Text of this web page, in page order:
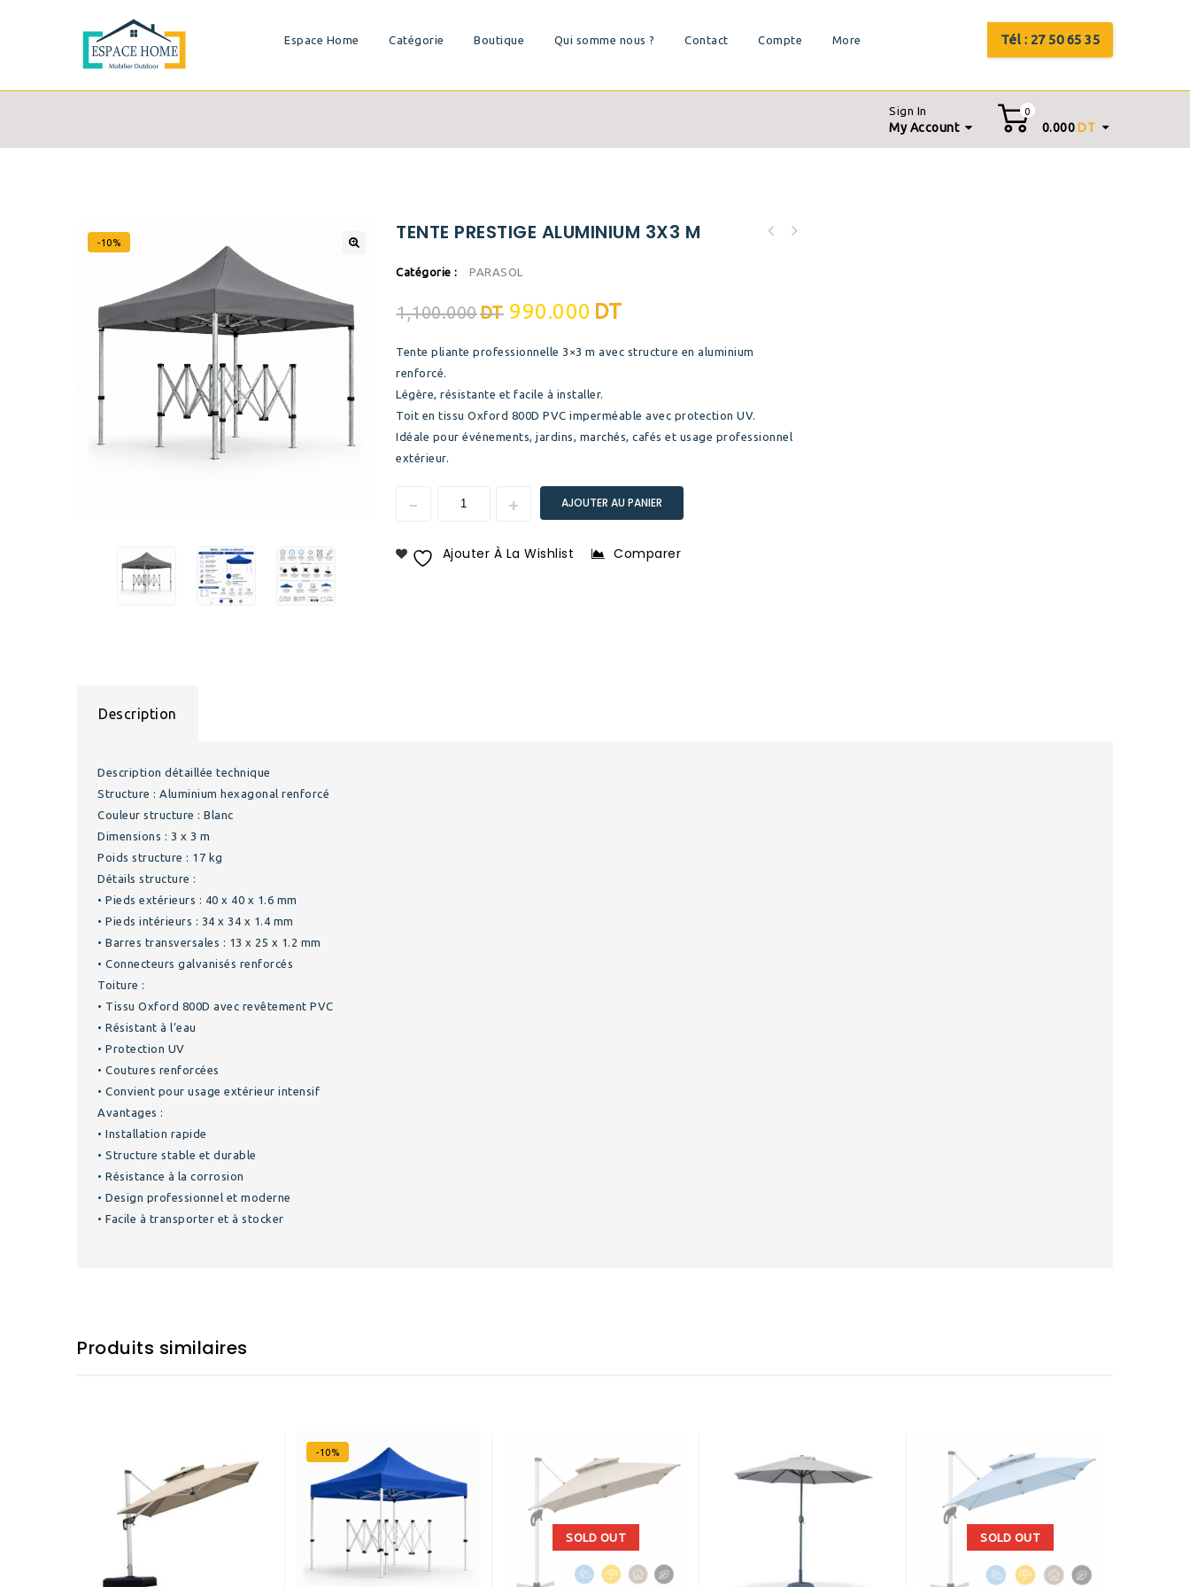
Espace Home Catégorie Boutique Qui somme nous ? Contact Compte More Tél : 27 50 65 35
Sign In
My Account
0
0.000DT
-10% TENTE PRESTIGE ALUMINIUM 3X3 M
Catégorie : PARASOL
1,100.000DT 990.000 DT
Tente pliante professionnelle 3×3 m avec structure en aluminium
renforcé.
Légère, résistante et facile à installer.
Toit en tissu Oxford 800D PVC imperméable avec protection UV.
Idéale pour événements, jardins, marchés, cafés et usage professionnel
extérieur.
AJOUTER AU PANIER
Ajouter À La Wishlist Comparer
Description
Description détaillée technique
Structure : Aluminium hexagonal renforcé
Couleur structure : Blanc
Dimensions : 3 x 3 m
Poids structure : 17 kg
Détails structure :
• Pieds extérieurs : 40 x 40 x 1.6 mm
• Pieds intérieurs : 34 x 34 x 1.4 mm
• Barres transversales : 13 x 25 x 1.2 mm
• Connecteurs galvanisés renforcés
Toiture :
• Tissu Oxford 800D avec revêtement PVC
• Résistant à l’eau
• Protection UV
• Coutures renforcées
• Convient pour usage extérieur intensif
Avantages :
• Installation rapide
• Structure stable et durable
• Résistance à la corrosion
• Design professionnel et moderne
• Facile à transporter et à stocker
Produits similaires
-10%
SOLD OUT SOLD OUT